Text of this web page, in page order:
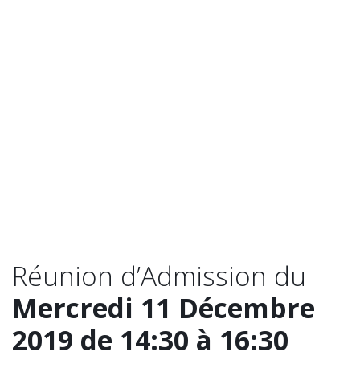
Réunion d’Admission du
Mercredi 11 Décembre
2019 de 14:30 à 16:30